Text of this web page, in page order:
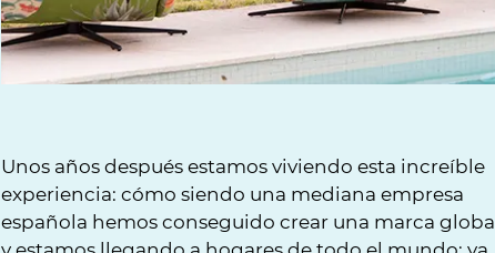
Unos años después estamos viviendo esta increíble
experiencia: cómo siendo una mediana empresa
española hemos conseguido crear una marca global